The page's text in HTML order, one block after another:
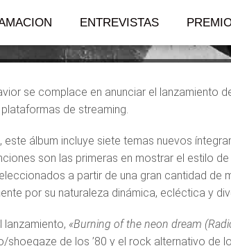
ENTREVISTAS
se complace en anunciar el lanzamiento
de streaming.
álbum incluye siete temas nuevos
son las primeras en mostrar el estilo
a partir de una gran cantidad de
por su naturaleza dinámica, ecléctica y
lanzamiento, «Burning of the neon dream
shoegaze de los ’80 y el rock alternativo de